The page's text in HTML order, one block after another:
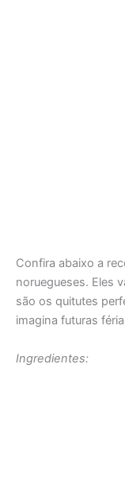
Confira abaixo a
noruegueses. Eles
são os quitutes
imagina futuras
Ingredientes: